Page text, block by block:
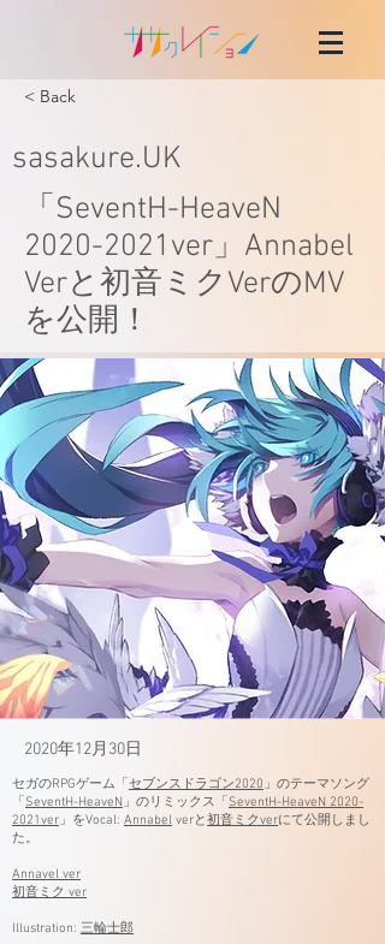
< Back
sasakure.UK
「SeventH-HeaveN
2020-2021ver」Annabel
Verと初音ミクVerのMV
を公開！
2020年12月30日
セガのRPGゲーム「 セブンスドラゴン2020」のテーマソング
「 SeventH-HeaveN」のリミックス「 SeventH-HeaveN 2020-
2021ver」をVocal: Annabel verと初音ミクverにて公開しまし
た。
Annavel ver
初音ミク ver
Illustration: 三輪士郎